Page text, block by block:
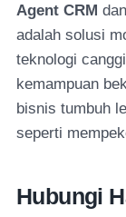
Agent CRM dan
adalah solusi
teknologi
kemampuan
bisnis tumbuh
seperti
Hubungi